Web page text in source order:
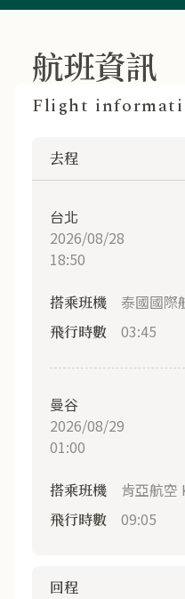
航班資訊
Flight
去程
台北
2026/08/28
18:50
搭乘班機 泰國國際
飛行時數 03:45
曼谷
2026/08/29
01:00
搭乘班機 肯亞航空
飛行時數 09:05
回程